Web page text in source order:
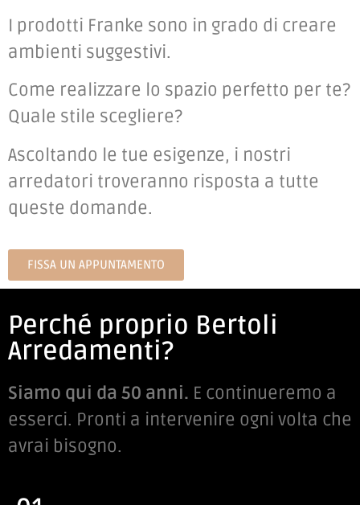
I prodotti Franke sono in grado di creare
ambienti suggestivi.
Come realizzare lo spazio perfetto per te?
Quale stile scegliere?
Ascoltando le tue esigenze, i nostri
arredatori troveranno risposta a tutte
queste domande.
FISSA UN APPUNTAMENTO
Perché proprio Bertoli
Arredamenti?
Siamo qui da 50 anni. E continueremo a
esserci. Pronti a intervenire ogni volta che
avrai bisogno.